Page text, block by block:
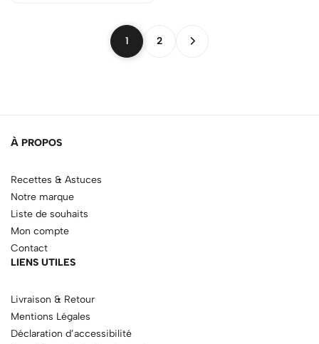
1 2
À PROPOS
Recettes & Astuces
Notre marque
Liste de souhaits
Mon compte
Contact
LIENS UTILES
Livraison & Retour
Mentions Légales
Déclaration d’accessibilité